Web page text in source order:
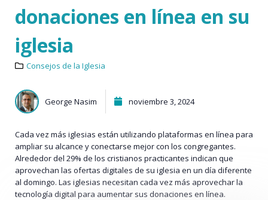
donaciones en línea en su
iglesia
Consejos de la Iglesia
George Nasim noviembre 3, 2024
Cada vez más iglesias están utilizando plataformas en línea para
ampliar su alcance y conectarse mejor con los congregantes.
Alrededor del 29% de los cristianos practicantes indican que
aprovechan las ofertas digitales de su iglesia en un día diferente
al domingo. Las iglesias necesitan cada vez más aprovechar la
tecnología digital para aumentar sus donaciones en línea.